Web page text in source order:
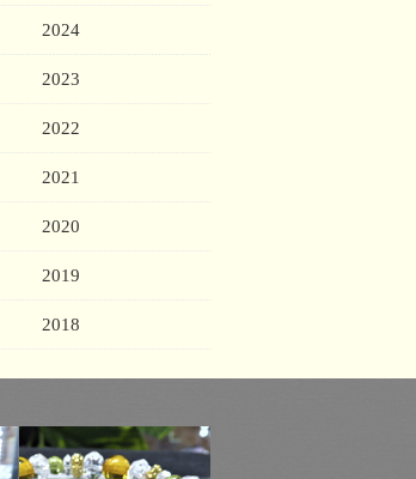
2024
2023
2022
2021
2020
2019
2018